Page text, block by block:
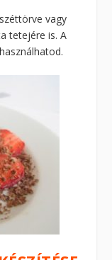
vagy
tetejére is. A